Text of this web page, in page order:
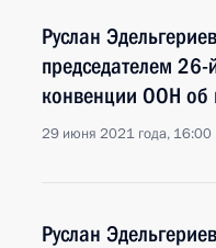
Руслан
председателем
конвенции ООН
29 июня 2021 года, 16:00
Руслан